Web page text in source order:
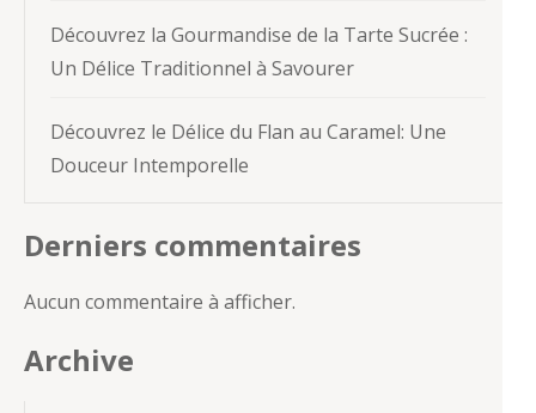
Découvrez la Gourmandise de la Tarte Sucrée :
Un Délice Traditionnel à Savourer
Découvrez le Délice du Flan au Caramel: Une
Douceur Intemporelle
Derniers commentaires
Aucun commentaire à afficher.
Archive